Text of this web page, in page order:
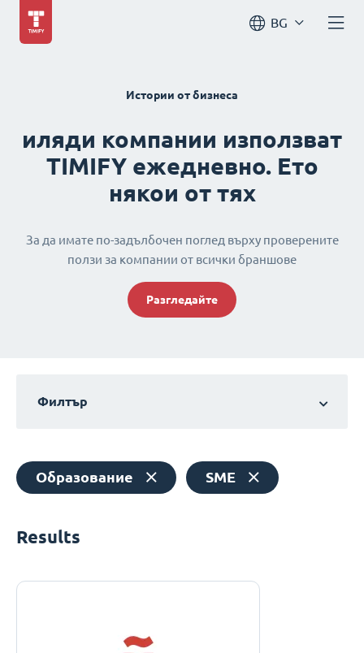
BG
Истории от бизнеса
иляди компании използват
TIMIFY ежедневно. Ето
някои от тях
За да имате по-задълбочен поглед върху проверените
ползи за компании от всички браншове
Разгледайте
Филтър
Образование SME
Results